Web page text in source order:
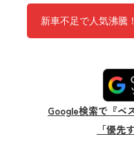
新車不足で人気沸騰
Google検索で『ベ
「優先